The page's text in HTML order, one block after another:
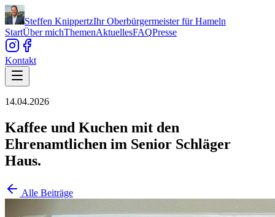
Steffen KnippertzIhr Oberbürgermeister für Hameln
StartÜber michThemenAktuellesFAQPresse
Kontakt
14.04.2026
Kaffee und Kuchen mit den
Ehrenamtlichen im Senior Schläger
Haus.
Alle Beiträge